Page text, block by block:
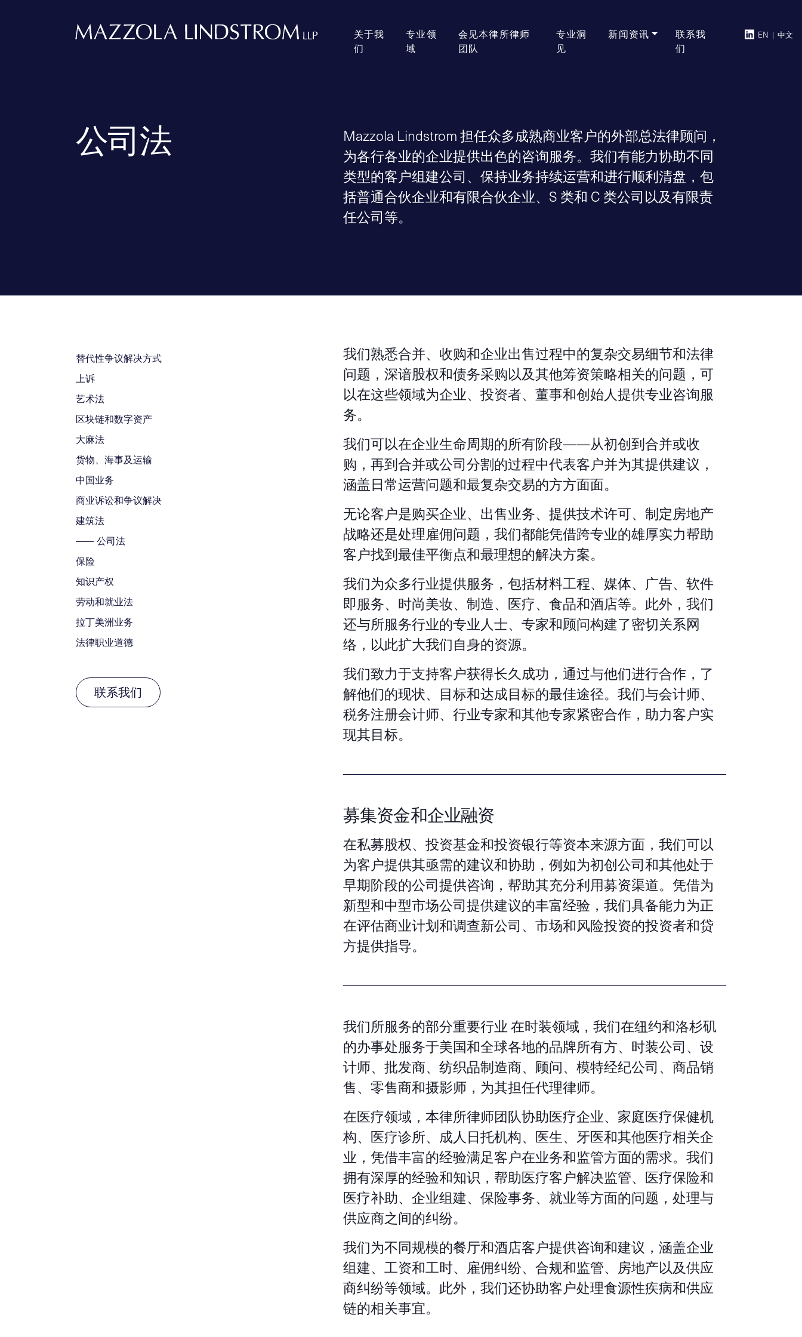
EN | 中文
关于我
们
专业领
域
会见本律所律师
团队
专业洞
见
新闻资讯
联系我
们
公司法
Mazzola Lindstrom 担任众多成熟商业客户的外部总法律顾问，
为各行各业的企业提供出色的咨询服务。我们有能力协助不同
类型的客户组建公司、保持业务持续运营和进行顺利清盘，包
括普通合伙企业和有限合伙企业、S 类和 C 类公司以及有限责
任公司等。
我们熟悉合并、收购和企业出售过程中的复杂交易细节和法律
问题，深谙股权和债务采购以及其他筹资策略相关的问题，可
以在这些领域为企业、投资者、董事和创始人提供专业咨询服
务。
我们可以在企业生命周期的所有阶段——从初创到合并或收
购，再到合并或公司分割的过程中代表客户并为其提供建议，
涵盖日常运营问题和最复杂交易的方方面面。
无论客户是购买企业、出售业务、提供技术许可、制定房地产
战略还是处理雇佣问题，我们都能凭借跨专业的雄厚实力帮助
客户找到最佳平衡点和最理想的解决方案。
我们为众多行业提供服务，包括材料工程、媒体、广告、软件
即服务、时尚美妆、制造、医疗、食品和酒店等。此外，我们
还与所服务行业的专业人士、专家和顾问构建了密切关系网
络，以此扩大我们自身的资源。
我们致力于支持客户获得长久成功，通过与他们进行合作，了
解他们的现状、目标和达成目标的最佳途径。我们与会计师、
税务注册会计师、行业专家和其他专家紧密合作，助力客户实
现其目标。
募集资金和企业融资
在私募股权、投资基金和投资银行等资本来源方面，我们可以
为客户提供其亟需的建议和协助，例如为初创公司和其他处于
早期阶段的公司提供咨询，帮助其充分利用募资渠道。凭借为
新型和中型市场公司提供建议的丰富经验，我们具备能力为正
在评估商业计划和调查新公司、市场和风险投资的投资者和贷
方提供指导。
我们所服务的部分重要行业 在时装领域，我们在纽约和洛杉矶
的办事处服务于美国和全球各地的品牌所有方、时装公司、设
计师、批发商、纺织品制造商、顾问、模特经纪公司、商品销
售、零售商和摄影师，为其担任代理律师。
在医疗领域，本律所律师团队协助医疗企业、家庭医疗保健机
构、医疗诊所、成人日托机构、医生、牙医和其他医疗相关企
业，凭借丰富的经验满足客户在业务和监管方面的需求。我们
拥有深厚的经验和知识，帮助医疗客户解决监管、医疗保险和
医疗补助、企业组建、保险事务、就业等方面的问题，处理与
供应商之间的纠纷。
我们为不同规模的餐厅和酒店客户提供咨询和建议，涵盖企业
组建、工资和工时、雇佣纠纷、合规和监管、房地产以及供应
商纠纷等领域。此外，我们还协助客户处理食源性疾病和供应
链的相关事宜。
替代性争议解决方式
上诉
艺术法
区块链和数字资产
大麻法
货物、海事及运输
中国业务
商业诉讼和争议解决
建筑法
公司法
保险
知识产权
劳动和就业法
拉丁美洲业务
法律职业道德
联系我们